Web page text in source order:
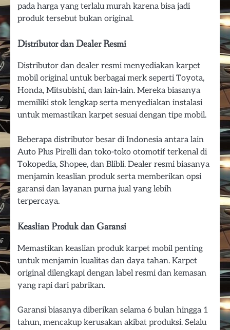
pada harga yang terlalu murah karena bisa jadi
produk tersebut bukan original.
Distributor dan Dealer Resmi
Distributor dan dealer resmi menyediakan karpet
mobil original untuk berbagai merk seperti Toyota,
Honda, Mitsubishi, dan lain-lain. Mereka biasanya
memiliki stok lengkap serta menyediakan instalasi
untuk memastikan karpet sesuai dengan tipe mobil.
Beberapa distributor besar di Indonesia antara lain
Auto Plus Pirelli dan toko-toko otomotif terkenal di
Tokopedia, Shopee, dan Blibli. Dealer resmi biasanya
menjamin keaslian produk serta memberikan opsi
garansi dan layanan purna jual yang lebih
terpercaya.
Keaslian Produk dan Garansi
Memastikan keaslian produk karpet mobil penting
untuk menjamin kualitas dan daya tahan. Karpet
original dilengkapi dengan label resmi dan kemasan
yang rapi dari pabrikan.
Garansi biasanya diberikan selama 6 bulan hingga 1
tahun, mencakup kerusakan akibat produksi. Selalu